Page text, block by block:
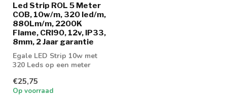
Led Strip ROL 5 Meter
COB, 10w/m, 320 led/m,
880Lm/m, 2200K
Flame, CRI90, 12v, IP33,
8mm, 2 Jaar garantie
Egale LED Strip 10w met
320 Leds op een meter
Techniek! Leverba...
€25,75
Op voorraad